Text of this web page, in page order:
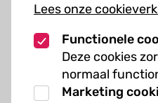
Lees onze
Functionele
Deze cookies
normaal
Marketing
Kunst cursussen
Over ons
Organisatie